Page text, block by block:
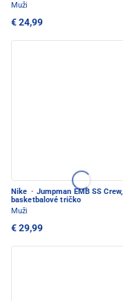
Muži
€ 24,99
Nike · Jumpman EMB SS Crew,
basketbalové tričko
Muži
€ 29,99